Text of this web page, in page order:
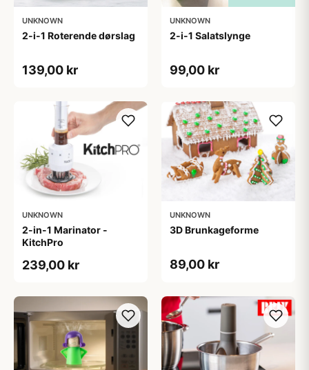
UNKNOWN
2-i-1 Roterende dørslag
139,00 kr
UNKNOWN
2-i-1 Salatslynge
99,00 kr
UNKNOWN
2-in-1 Marinator -
KitchPro
239,00 kr
UNKNOWN
3D Brunkageforme
89,00 kr